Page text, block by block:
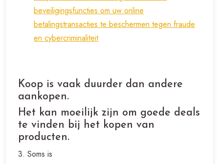
beveiligingsfuncties om uw online
betalingstransacties te beschermen tegen fraude
en cybercriminaliteit
Koop is vaak duurder dan andere
aankopen.
Het kan moeilijk zijn om goede deals
te vinden bij het kopen van
producten.
3. Soms is